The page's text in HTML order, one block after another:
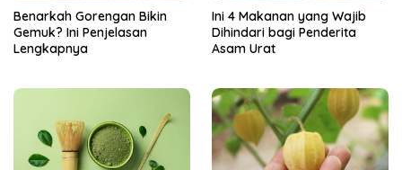
Benarkah Gorengan Bikin
Gemuk? Ini Penjelasan
Lengkapnya
Ini 4 Makanan yang Wajib
Dihindari bagi Penderita
Asam Urat